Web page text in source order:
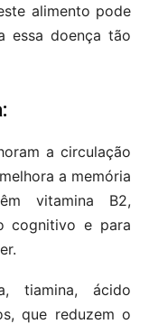
alimento pode
essa doença tão
a circulação
a memória
vitamina B2,
cognitivo e para
tiamina, ácido
que reduzem o